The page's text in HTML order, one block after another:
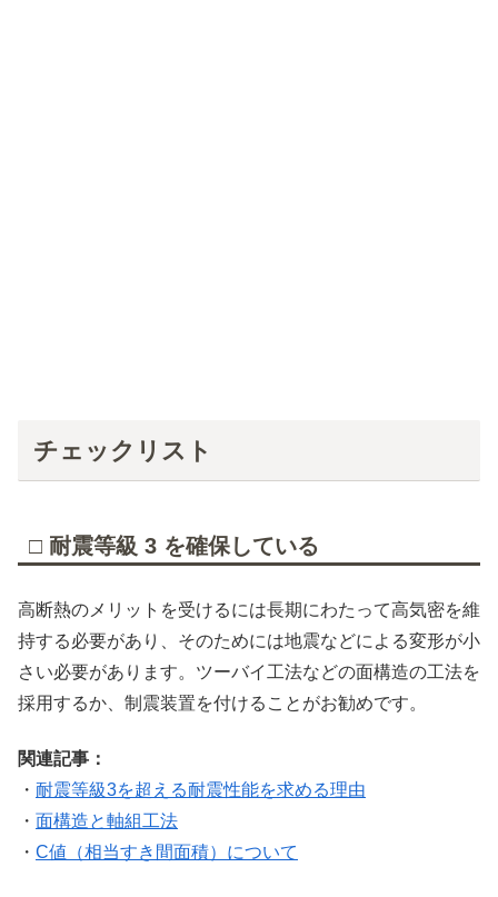
チェックリスト
□ 耐震等級 3 を確保している
高断熱のメリットを受けるには長期にわたって高気密を維
持する必要があり、そのためには地震などによる変形が小
さい必要があります。ツーバイ工法などの面構造の工法を
採用するか、制震装置を付けることがお勧めです。
関連記事：
・ 耐震等級3を超える耐震性能を求める理由
・ 面構造と軸組工法
・ C値（相当すき間面積）について